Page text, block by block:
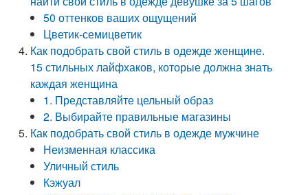
50 оттенков ваших ощущений
Цветик-семицветик
Как подобрать свой стиль в одежде женщине.
15 стильных лайфхаков, которые должна знать
каждая женщина
1. Представляйте цельный образ
2. Выбирайте правильные магазины
Как подобрать свой стиль в одежде мужчине
Неизменная классика
Уличный стиль
Кэжуал